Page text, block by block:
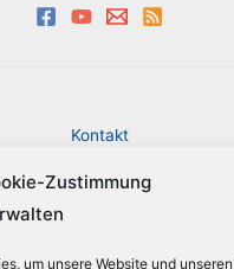
Zustimmung
um unsere Website und
Kontakt
Datenschutzerklärung
Cookie-Richtlinie (EU)